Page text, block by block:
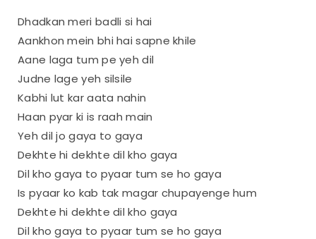
Dhadkan meri badli si hai
Aankhon mein bhi hai sapne khile
Aane laga tum pe yeh dil
Judne lage yeh silsile
Kabhi lut kar aata nahin
Haan pyar ki is raah main
Yeh dil jo gaya to gaya
Dekhte hi dekhte dil kho gaya
Dil kho gaya to pyaar tum se ho gaya
Is pyaar ko kab tak magar chupayenge hum
Dekhte hi dekhte dil kho gaya
Dil kho gaya to pyaar tum se ho gaya